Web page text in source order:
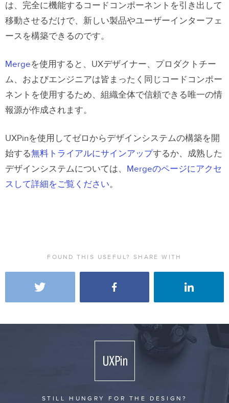
は、完全に機能するコードコンポーネントを引き出して
移動させるだけで、新しい製品やユーザーインターフェ
ースを構築できるのです。
Mergeを使用すると、UXデザイナー、プロダクトチー
ム、およびエンジニアは皆まったく同じコードコンポー
ネントを使用するため、組織全体で信頼できる唯一の情
報源が作成されます。
UXPinを使用してゼロからデザインシステムの構築を開
始する無料トライアルにサインアップするか、成熟した
デザインシステムについては、 Mergeのページにアクセ
スして詳細をご覧ください。
FOUND THIS USEFUL? SHARE WITH
STILL HUNGRY FOR THE DESIGN?